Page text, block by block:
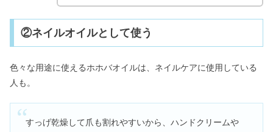
②ネイルオイルとして使う
色々な用途に使えるホホバオイルは、ネイルケアに使用している
人も。
すっげ乾燥して爪も割れやすいから、ハンドクリームや